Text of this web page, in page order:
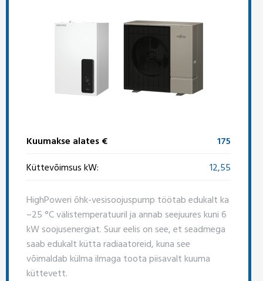
Kuumakse alates €
175
Küttevõimsus kW:
12,55
HighPoweri õhk-vesisoojuspump töötab edukalt ka
–25 °C välistemperatuuril ja annab seejuures kuni 6
kW soojusenergiat. Suur eelis on see, et seadmega
saab edukalt kütta radiaatoreid, kuna see
võimaldab külma ilmaga toota piisavalt kuuma
küttevett.